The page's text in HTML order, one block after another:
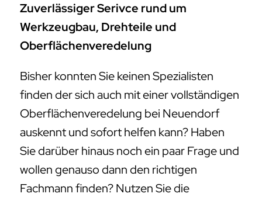
Zuverlässiger Serivce rund um
Werkzeugbau, Drehteile und
Oberflächenveredelung
Bisher konnten Sie keinen Spezialisten
finden der sich auch mit einer vollständigen
Oberflächenveredelung bei Neuendorf
auskennt und sofort helfen kann? Haben
Sie darüber hinaus noch ein paar Frage und
wollen genauso dann den richtigen
Fachmann finden? Nutzen Sie die